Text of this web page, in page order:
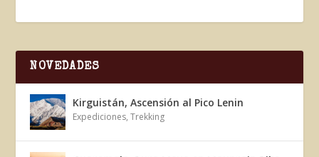
NOVEDADES
Kirguistán, Ascensión al Pico Lenin
Expediciones,Trekking